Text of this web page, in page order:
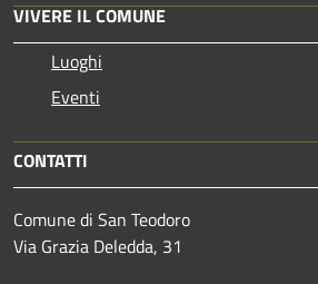
VIVERE IL COMUNE
Luoghi
Eventi
CONTATTI
Comune di San Teodoro
Via Grazia Deledda, 31